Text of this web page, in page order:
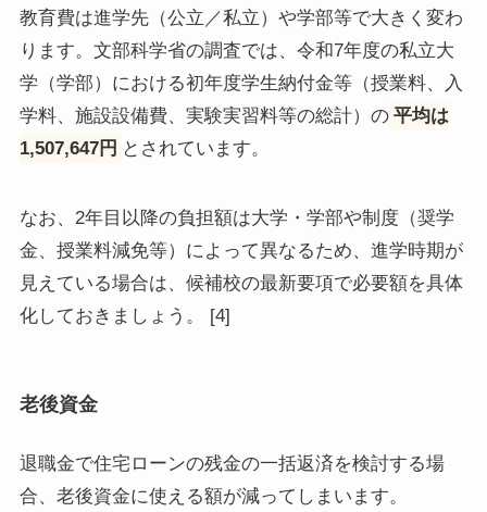
教育費は進学先（公立／私立）や学部等で大きく変わ
ります。文部科学省の調査では、令和7年度の私立大
学（学部）における初年度学生納付金等（授業料、入
学料、施設設備費、実験実習料等の総計）の 平均は
1,507,647円 とされています。
なお、2年目以降の負担額は大学・学部や制度（奨学
金、授業料減免等）によって異なるため、進学時期が
見えている場合は、候補校の最新要項で必要額を具体
化しておきましょう。 [4]
老後資金
退職金で住宅ローンの残金の一括返済を検討する場
合、老後資金に使える額が減ってしまいます。